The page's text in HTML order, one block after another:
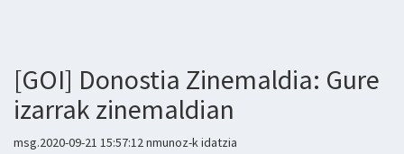
[GOI] Donostia Zinemaldia: Gure
izarrak zinemaldian
msg.2020-09-21 15:57:12 nmunoz-k idatzia